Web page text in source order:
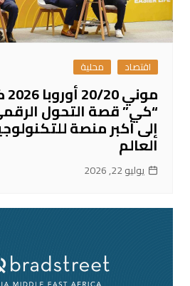
اقتصاد محلية
“كي” قصة التحول
إلى أكبر منصة
العالم
يوليو 22, 2026